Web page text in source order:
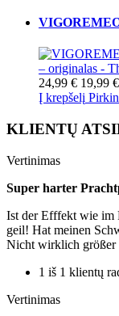
24,99 € 19,99 €
Į krepšelį
KLIENTŲ
Vertinimas
Super harter
Ist der Efffekt wie im
geil! Hat meinen
Nicht wirklich größer
1 iš 1 klientų
Vertinimas